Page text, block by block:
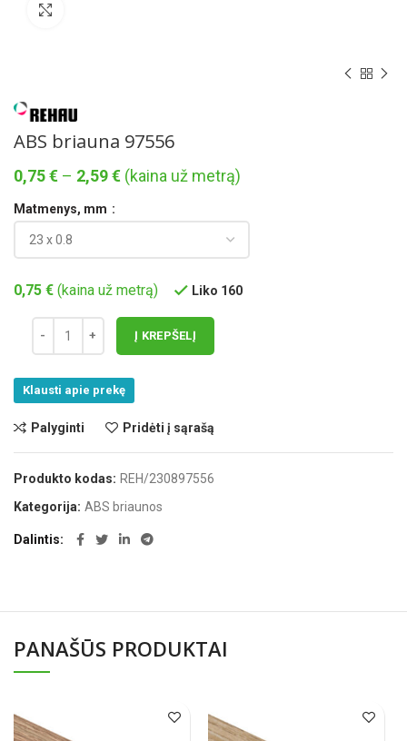
ABS briauna 97556
0,75€ – 2,59€Price
(kaina už metrą)
Matmenys, mm
0,75 € (kaina už metrą) Liko 160
Į KREPŠELĮ
Klausti apie prekę
Palyginti Pridėti į sąrašą
Produkto kodas: REH/230897556
Kategorija: ABS briaunos
Dalintis
PANAŠŪS PRODUKTAI